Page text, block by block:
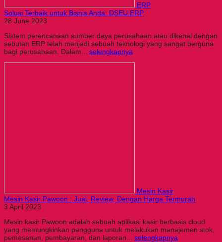
ERP
Solusi Terbaik untuk Bisnis Anda: DSEU ERP
28 June 2023
Sistem perencanaan sumber daya perusahaan atau dikenal dengan
sebutan ERP telah menjadi sebuah teknologi yang sangat berguna
bagi perusahaan. Dalam... selengkapnya
Mesin Kasir
Mesin Kasir Pawoon : Jual, Review, Dengan Harga Termurah
3 April 2023
Mesin kasir Pawoon adalah sebuah aplikasi kasir berbasis cloud
yang memungkinkan pengguna untuk melakukan manajemen stok,
pemesanan, pembayaran, dan laporan... selengkapnya